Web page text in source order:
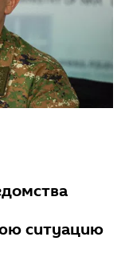
ситуацию